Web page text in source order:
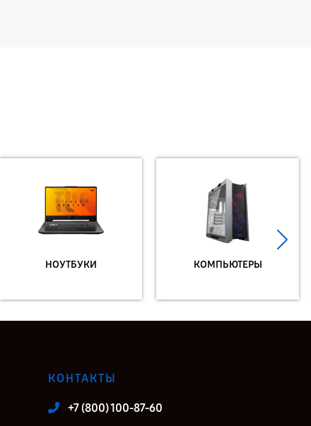
НОУТБУКИ КОМПЬЮТЕРЫ
КОНТАКТЫ
+7 (800) 100-87-60